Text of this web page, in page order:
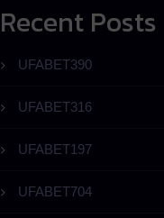
Recent Posts
UFABET390
UFABET316
UFABET197
UFABET704